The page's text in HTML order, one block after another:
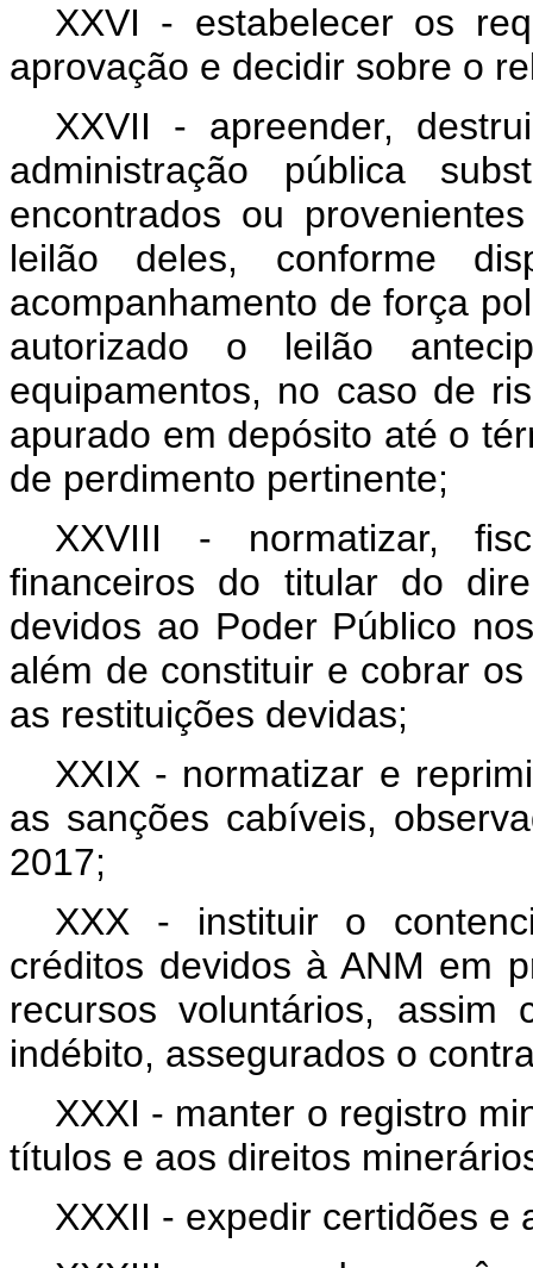
XXVI - estabelecer os
aprovação e decidir sobre o
XXVII - apreender,
administração pública
encontrados ou
leilão deles, conforme
acompanhamento de força
autorizado o leilão
equipamentos, no caso de
apurado em depósito até o
de perdimento pertinente;
XXVIII - normatizar,
financeiros do titular do
devidos ao Poder Público
além de constituir e cobrar
as restituições devidas;
XXIX - normatizar e
as sanções cabíveis,
2017;
XXX - instituir o
créditos devidos à ANM em
recursos voluntários,
indébito, assegurados o
XXXI - manter o registro
títulos e aos direitos
XXXII - expedir certidões e